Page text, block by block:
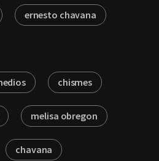
ernesto chavana
chismes
melisa obregon
chavana